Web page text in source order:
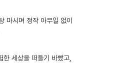
마시며 정작 아무일 없이
한 세상을 떠들기 바빴고,